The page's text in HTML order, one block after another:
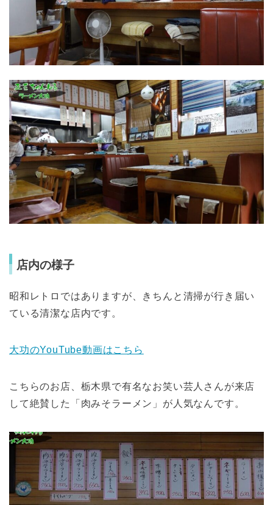
店内の様子
昭和レトロではありますが、きちんと清掃が行き届い
ている清潔な店内です。
大功のYouTube動画はこちら
こちらのお店、栃木県で有名なお笑い芸人さんが来店
して絶賛した「肉みそラーメン」が人気なんです。